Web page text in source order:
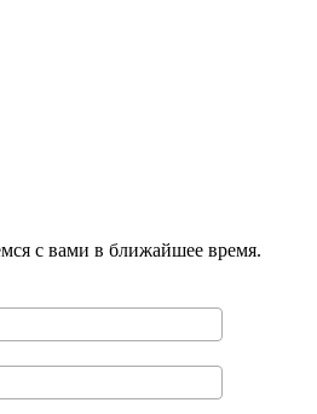
с вами в ближайшее время.